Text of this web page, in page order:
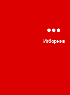
Изборник